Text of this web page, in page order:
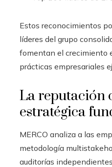
Estos reconocimientos
líderes del grupo
fomentan el crecimiento
prácticas empresariales
La reputación
estratégica
MERCO analiza a las
metodología
auditorías